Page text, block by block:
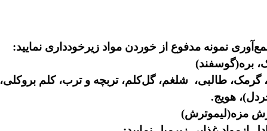
نمونه مدفوع از خوردن مواد زیرخودداری نمایید:
بره(گوسفند)
، گرمک، طالبی، شلغم، گل‌کلم، تربچه و ترب، کلم بروکلی،
هویج.
مزه(لیموترش)